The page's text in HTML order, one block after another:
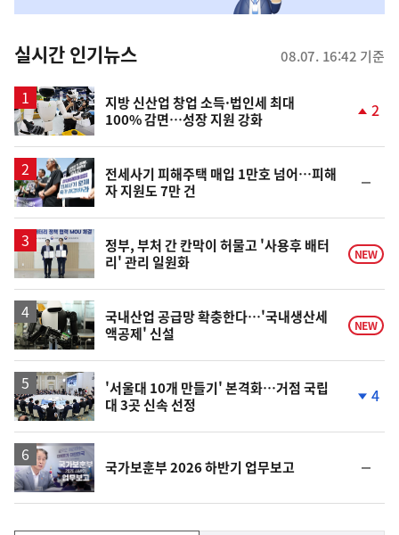
뉴
스
실시간 인기뉴스 08.07. 16:42 기준
지방 신산업 창업 소득·법인세 최대
100% 감면…성장 지원 강화
계
2
전세사기 피해주택 매입 1만호 넘어…피해
자 지원도 7만 건
일
정부, 부처 간 칸막이 허물고 '사용후 배터
리' 관리 일원화
NEW
국내산업 공급망 확충한다…'국내생산세
액공제' 신설
NEW
'서울대 10개 만들기' 본격화…거점 국립
대 3곳 신속 선정
계
4
영
상
국가보훈부 2026 하반기 업무보고
일